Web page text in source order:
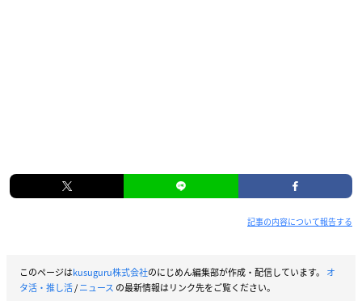
記事の内容について報告する
このページはkusuguru株式会社のにじめん編集部が作成・配信しています。 オ
タ活・推し活/ニュース の最新情報はリンク先をご覧ください。